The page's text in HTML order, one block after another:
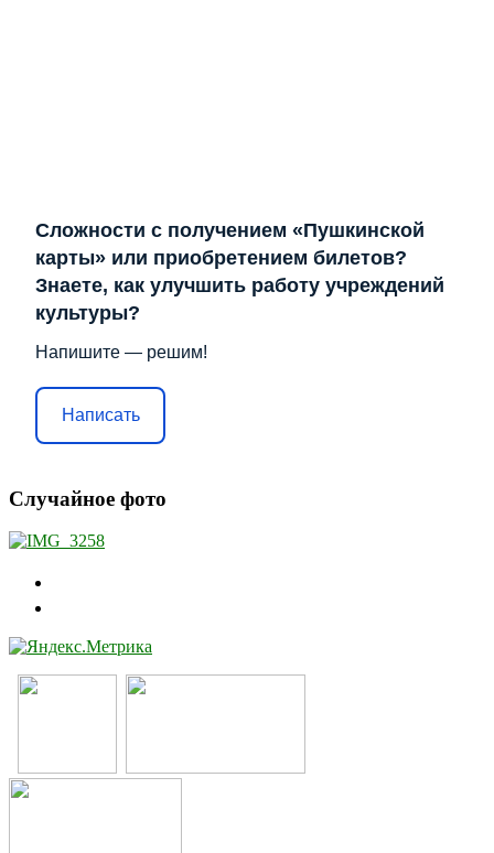
Сложности с получением «Пушкинской
карты» или приобретением билетов?
Знаете, как улучшить работу учреждений
культуры?
Напишите — решим!
Написать
Случайное фото